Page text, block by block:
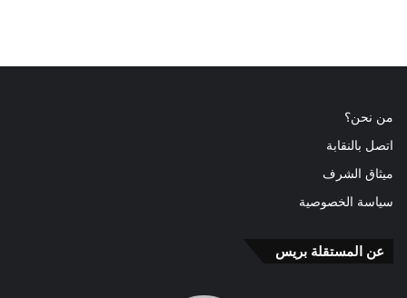
من نحن؟
اتصل بالنقابة
ميثاق الشرف
سياسة الخصوصية
عن المستقلة بريس